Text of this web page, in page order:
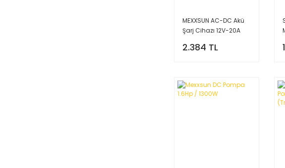
MEXXSUN AC-DC Akü
Şarj Cihazı 12V-20A
2.384 TL